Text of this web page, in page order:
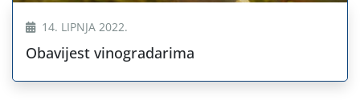
14. LIPNJA 2022.
Obavijest vinogradarima